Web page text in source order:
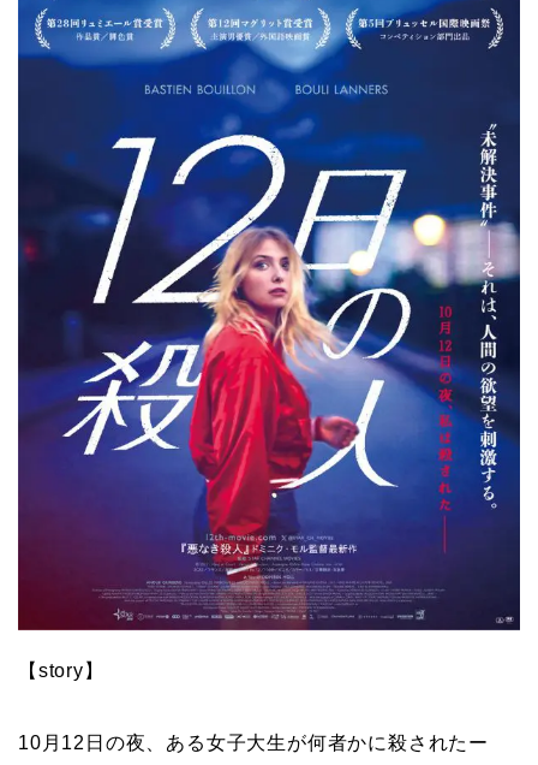
【story】
10月12日の夜、ある女子大生が何者かに殺されたー